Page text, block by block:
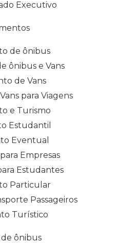
Executivo
de ônibus
ônibus e Vans
de Vans
para Viagens
e Turismo
Estudantil
Eventual
Empresas
Estudantes
Particular
Passageiros
Turístico
ônibus